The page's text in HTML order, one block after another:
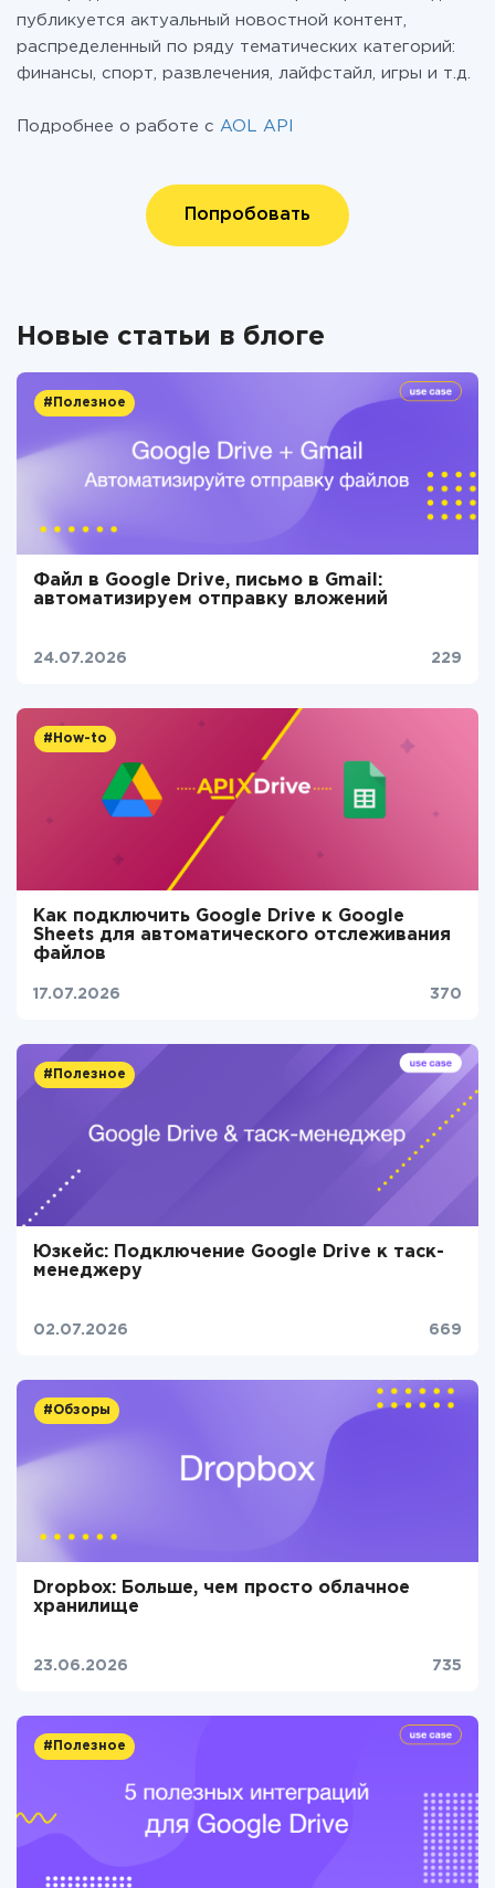
публикуется актуальный новостной контент,
распределенный по ряду тематических категорий:
финансы, спорт, развлечения, лайфстайл, игры и т.д.
Подробнее о работе с AOL API
Попробовать
Новые статьи в блоге
#Полезное
Файл в Google Drive, письмо в Gmail:
автоматизируем отправку вложений
24.07.2026 229
#How-to
Как подключить Google Drive к Google
Sheets для автоматического отслеживания
файлов
17.07.2026 370
#Полезное
Юзкейс: Подключение Google Drive к таск-
менеджеру
02.07.2026 669
#Обзоры
Dropbox: Больше, чем просто облачное
хранилище
23.06.2026 735
#Полезное